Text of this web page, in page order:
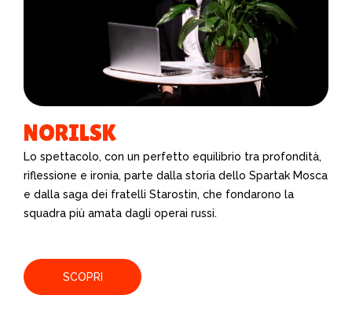
NORILSK
Lo spettacolo, con un perfetto equilibrio tra profondità,
riflessione e ironia, parte dalla storia dello Spartak Mosca
e dalla saga dei fratelli Starostin, che fondarono la
squadra più amata dagli operai russi.
SCOPRI